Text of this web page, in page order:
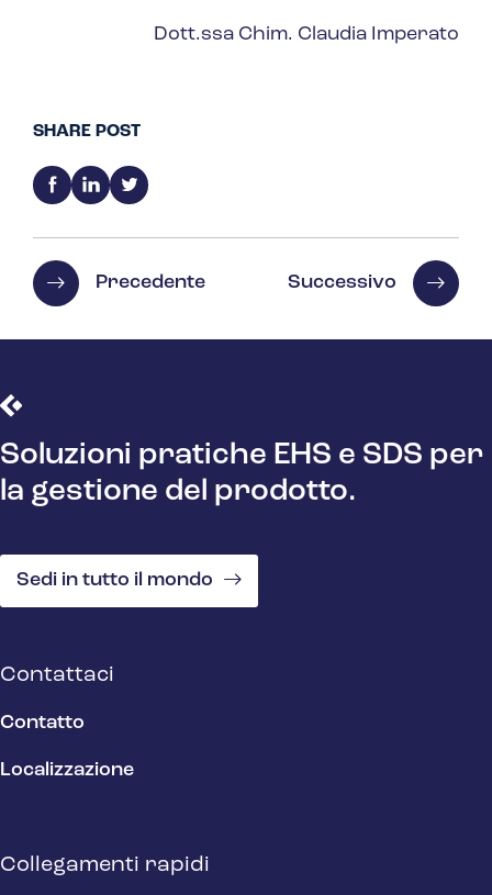
Dott.ssa Chim. Claudia Imperato
SHARE POST
Precedente Successivo
Soluzioni pratiche EHS e SDS per
la gestione del prodotto.
Sedi in tutto il mondo
Contattaci
Contatto
Localizzazione
Collegamenti rapidi